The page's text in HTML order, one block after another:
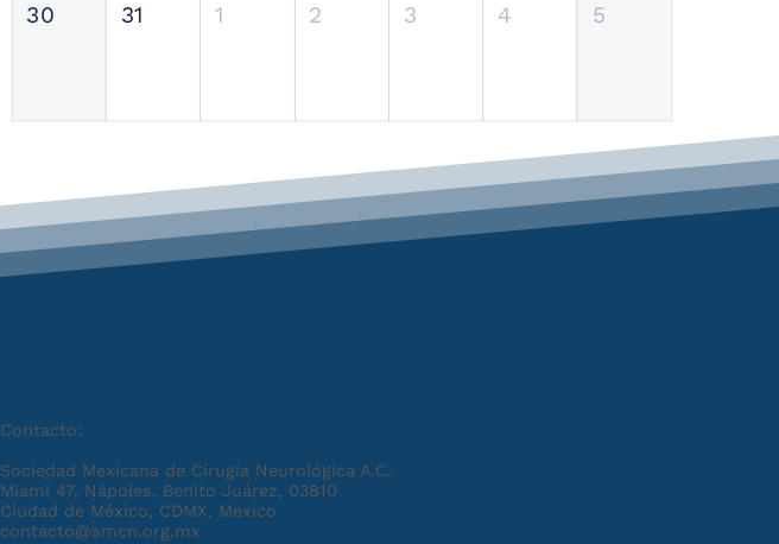
30 31 1 2 3 4 5
Contacto:
Sociedad Mexicana de Cirugía Neurológica A.C.
Miami 47, Nápoles, Benito Juárez, 03810
Ciudad de México, CDMX, Mexico
contacto@smcn.org.mx